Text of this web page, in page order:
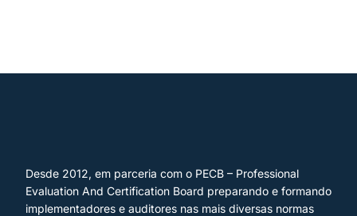
Desde 2012, em parceria com o PECB – Professional
Evaluation And Certification Board preparando e formando
implementadores e auditores nas mais diversas normas